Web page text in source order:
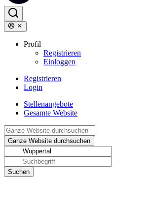
Profil
Registrieren
Einloggen
Registrieren
Login
Stellenangebote
Gesamte Website